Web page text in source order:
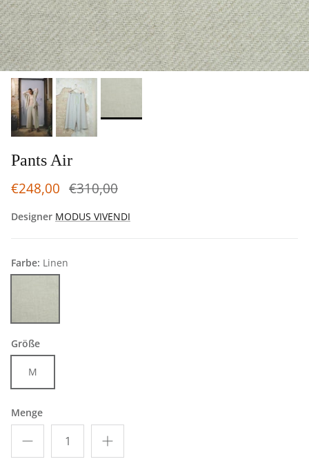
Pants Air
€248,00 €310,00
Designer MODUS VIVENDI
Farbe: Linen
Linen
Größe
M
Menge